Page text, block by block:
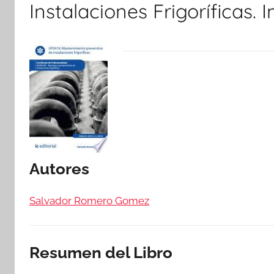
Instalaciones Frigoríficas.
Autores
Salvador Romero Gomez
Resumen del Libro